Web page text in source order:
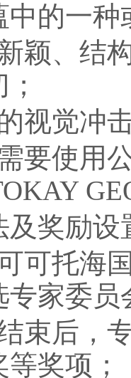
中的一种
颖、结
视觉冲
要使用
及奖励设
可托海
专家委
束后，
奖项；